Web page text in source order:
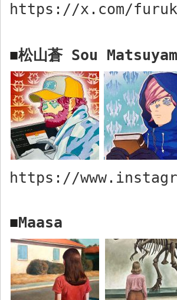
https://x.com/
■松山蒼 Sou
https://
■Maasa